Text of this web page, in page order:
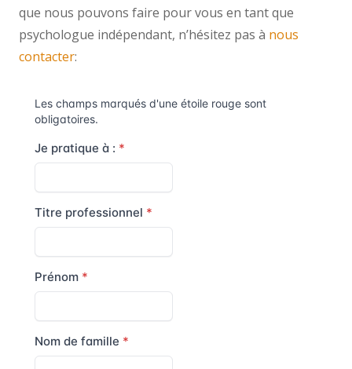
que nous pouvons faire pour vous en tant que
psychologue indépendant, n’hésitez pas à nous
contacter: